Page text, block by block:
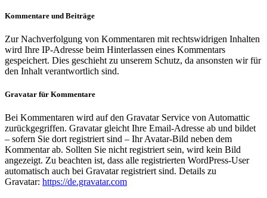
Kommentare und Beiträge
Zur Nachverfolgung von Kommentaren mit rechtswidrigen Inhalten
wird Ihre IP-Adresse beim Hinterlassen eines Kommentars
gespeichert. Dies geschieht zu unserem Schutz, da ansonsten wir für
den Inhalt verantwortlich sind.
Gravatar für Kommentare
Bei Kommentaren wird auf den Gravatar Service von Automattic
zurückgegriffen. Gravatar gleicht Ihre Email-Adresse ab und bildet
– sofern Sie dort registriert sind – Ihr Avatar-Bild neben dem
Kommentar ab. Sollten Sie nicht registriert sein, wird kein Bild
angezeigt. Zu beachten ist, dass alle registrierten WordPress-User
automatisch auch bei Gravatar registriert sind. Details zu
Gravatar: https://de.gravatar.com